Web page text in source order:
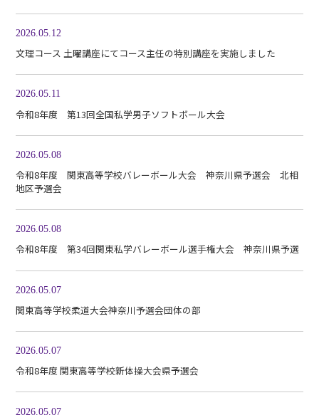
2026.05.12
文理コース 土曜講座にてコース主任の特別講座を実施しました
2026.05.11
令和8年度 第13回全国私学男子ソフトボール大会
2026.05.08
令和8年度 関東高等学校バレーボール大会 神奈川県予選会 北相
地区予選会
2026.05.08
令和8年度 第34回関東私学バレーボール選手権大会 神奈川県予選
2026.05.07
関東高等学校柔道大会神奈川予選会団体の部
2026.05.07
令和8年度 関東高等学校新体操大会県予選会
2026.05.07